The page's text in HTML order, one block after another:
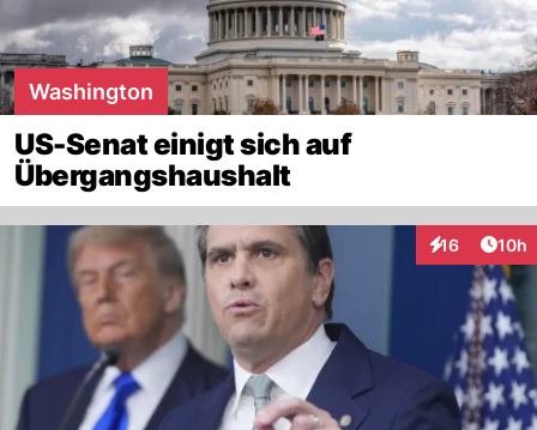
Washington
US-Senat einigt sich auf
Übergangshaushalt
16
Interaktionen
10h